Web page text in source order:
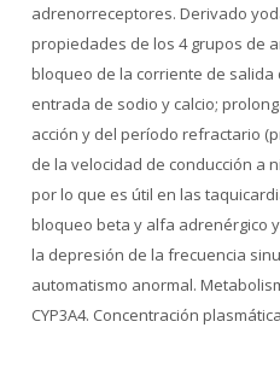
adrenorreceptores. Derivado
propiedades de los 4 grupos de
bloqueo de la corriente de
entrada de sodio y calcio;
acción y del período refractario
de la velocidad de conducción a
por lo que es útil en las
bloqueo beta y alfa adrenérgico
la depresión de la frecuencia
automatismo anormal.
CYP3A4. Concentración